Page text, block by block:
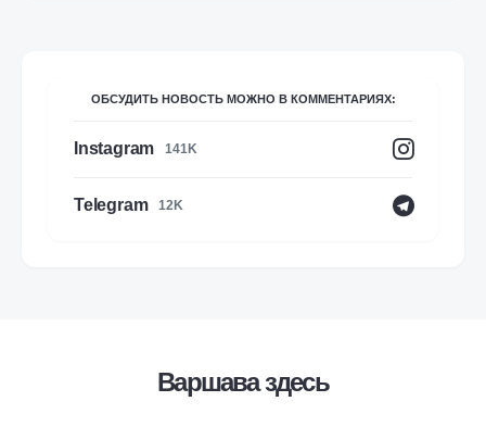
ОБСУДИТЬ НОВОСТЬ МОЖНО В КОММЕНТАРИЯХ:
Instagram 141K
Telegram 12K
Варшава здесь